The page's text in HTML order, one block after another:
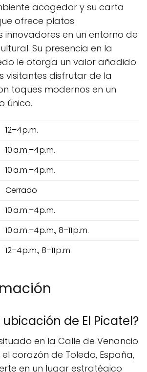
acogedor y su carta
ofrece platos
innovadores en un entorno de
Su presencia en la
le otorga un valor añadido
visitantes disfrutar de la
toques modernos en un
único.
12–4 p.m.
10 a.m.–4 p.m.
10 a.m.–4 p.m.
Cerrado
10 a.m.–4 p.m.
10 a.m.–4 p.m., 8–11 p.m.
12–4 p.m., 8–11 p.m.
de El Picatel?
en la Calle de Venancio
el corazón de Toledo, España,
en un lugar estratégico